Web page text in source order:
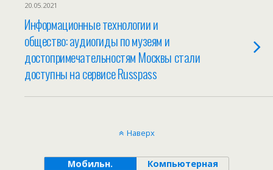
20.05.2021
Информационные технологии и
общество: аудиогиды по музеям и
достопримечательностям Москвы стали
доступны на сервисе Russpass
Наверх
Мобильн. Компьютерная